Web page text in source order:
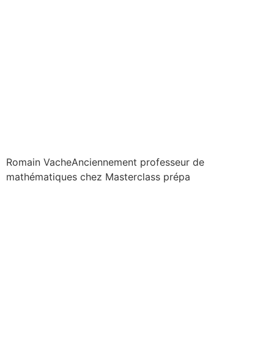
Romain VacheAnciennement professeur de
mathématiques chez Masterclass prépa